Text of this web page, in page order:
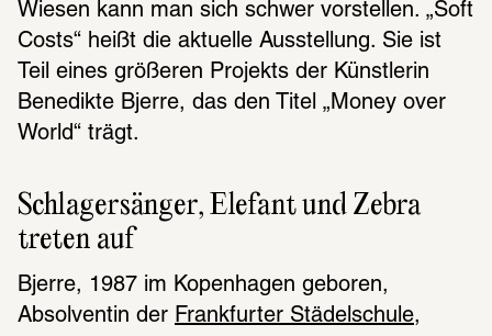
Wiesen kann man sich schwer vorstellen. „Soft
Costs“ heißt die aktuelle Ausstellung. Sie ist
Teil eines größeren Projekts der Künstlerin
Benedikte Bjerre, das den Titel „Money over
World“ trägt.
Schlagersänger, Elefant und Zebra
treten auf
Bjerre, 1987 im Kopenhagen geboren,
Absolventin der Frankfurter Städelschule,